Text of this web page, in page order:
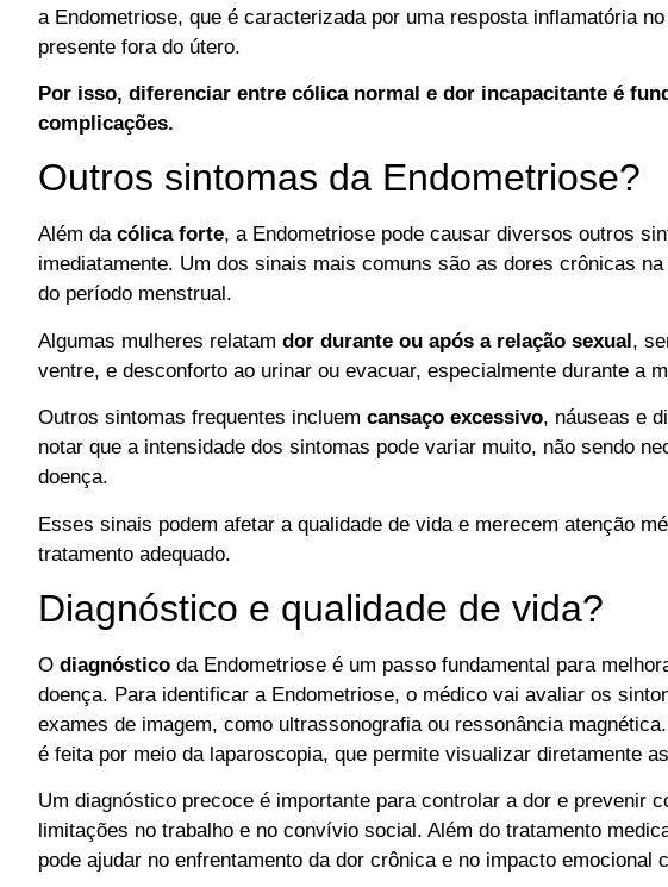
a Endometriose, que é caracterizada por uma resposta inflamatória
presente fora do útero.
Por isso, diferenciar entre cólica normal e dor incapacitante é
complicações.
Outros sintomas da Endometriose?
Além da cólica forte, a Endometriose pode causar diversos outros
imediatamente. Um dos sinais mais comuns são as dores crônicas
do período menstrual.
Algumas mulheres relatam dor durante ou após a relação sexual,
ventre, e desconforto ao urinar ou evacuar, especialmente durante a
Outros sintomas frequentes incluem cansaço excessivo, náuseas e
notar que a intensidade dos sintomas pode variar muito, não sendo
doença.
Esses sinais podem afetar a qualidade de vida e merecem atenção
tratamento adequado.
Diagnóstico e qualidade de vida?
O diagnóstico da Endometriose é um passo fundamental para
doença. Para identificar a Endometriose, o médico vai avaliar os
exames de imagem, como ultrassonografia ou ressonância
é feita por meio da laparoscopia, que permite visualizar diretamente
Um diagnóstico precoce é importante para controlar a dor e prevenir
limitações no trabalho e no convívio social. Além do tratamento
pode ajudar no enfrentamento da dor crônica e no impacto emocional